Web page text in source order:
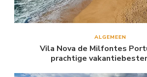
ALGEMEEN
Vila Nova de Milfontes
prachtige